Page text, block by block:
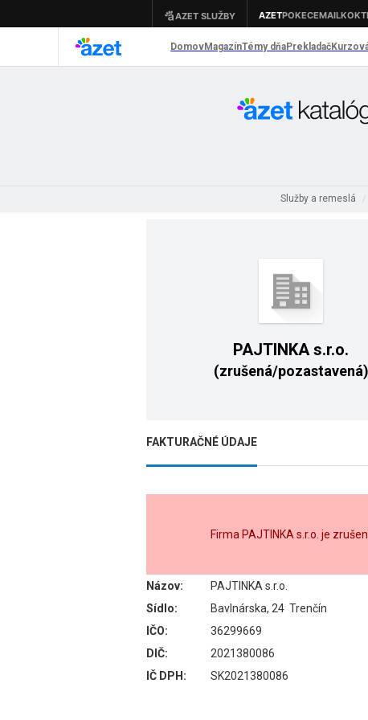
Služby a remeslá /
PAJTINKA s.r.o.
(zrušená/pozastavená)
FAKTURAČNÉ ÚDAJE
Firma PAJTINKA s.r.o. je
Názov:
PAJTINKA s.r.o.
Sídlo:
Bavlnárska, 24 Trenčín
IČO:
36299669
DIČ:
2021380086
IČ DPH:
SK2021380086